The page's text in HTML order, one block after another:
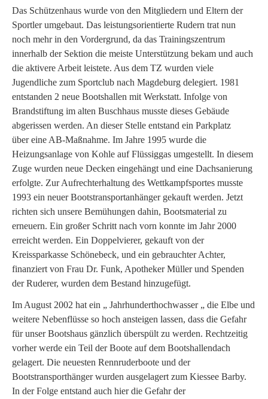
Das Schützenhaus wurde von den Mitgliedern und Eltern der
Sportler umgebaut. Das leistungsorientierte Rudern trat nun
noch mehr in den Vordergrund, da das Trainingszentrum
innerhalb der Sektion die meiste Unterstützung bekam und auch
die aktivere Arbeit leistete. Aus dem TZ wurden viele
Jugendliche zum Sportclub nach Magdeburg delegiert. 1981
entstanden 2 neue Bootshallen mit Werkstatt. Infolge von
Brandstiftung im alten Buschhaus musste dieses Gebäude
abgerissen werden. An dieser Stelle entstand ein Parkplatz
über eine AB-Maßnahme. Im Jahre 1995 wurde die
Heizungsanlage von Kohle auf Flüssiggas umgestellt. In diesem
Zuge wurden neue Decken eingehängt und eine Dachsanierung
erfolgte. Zur Aufrechterhaltung des Wettkampfsportes musste
1993 ein neuer Bootstransportanhänger gekauft werden. Jetzt
richten sich unsere Bemühungen dahin, Bootsmaterial zu
erneuern. Ein großer Schritt nach vorn konnte im Jahr 2000
erreicht werden. Ein Doppelvierer, gekauft von der
Kreissparkasse Schönebeck, und ein gebrauchter Achter,
finanziert von Frau Dr. Funk, Apotheker Müller und Spenden
der Ruderer, wurden dem Bestand hinzugefügt.
Im August 2002 hat ein „ Jahrhunderthochwasser „ die Elbe und
weitere Nebenflüsse so hoch ansteigen lassen, dass die Gefahr
für unser Bootshaus gänzlich überspült zu werden. Rechtzeitig
vorher werde ein Teil der Boote auf dem Bootshallendach
gelagert. Die neuesten Rennruderboote und der
Bootstransporthänger wurden ausgelagert zum Kiessee Barby.
In der Folge entstand auch hier die Gefahr der